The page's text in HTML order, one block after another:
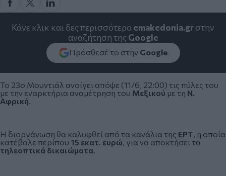
Κάνε κλικ και δες περισσότερο emakedonia.grστην
αναζήτηση της Google
Πρόσθεσέ το στην Google
Το 23ο Μουντιάλ ανοίγει απόψε (11/6, 22:00) τις πύλες του
με την εναρκτήρια αναμέτρηση του Μεξικού με τη Ν.
Αφρική.
Η διοργάνωση θα καλυφθεί από τα κανάλια της ΕΡΤ, η οποία
κατέβαλε περίπου 15 εκατ. ευρώ, για να αποκτήσει τα
τηλεοπτικά δικαιώματα.